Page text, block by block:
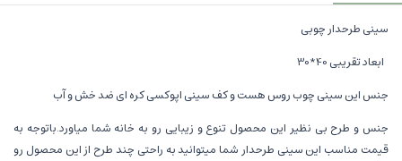
سینی طرحدار چوبی
ابعاد تقریبی 40*30
جنس این سینی چوب روس هست و کف سینی اپوکسی کره ای ضد خش و آب
جنس و طرح بی نظیر این محصول تنوع و زیبایی رو به خانه شما میاورد.باتوجه به
قیمت مناسب این سینی طرحدار شما میتوانید به راحتی چند طرح از این محصول رو